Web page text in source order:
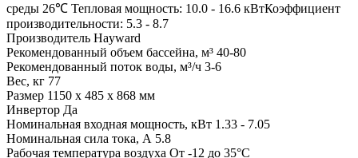
среды 26℃ Тепловая мощность: 10.0 - 16.6 кВтКоэффициент
производительности: 5.3 - 8.7
Производитель Hayward
Рекомендованный объем бассейна, м³ 40-80
Рекомендованный поток воды, м³/ч 3-6
Вес, кг 77
Размер 1150 х 485 х 868 мм
Инвертор Да
Номинальная входная мощность, кВт 1.33 - 7.05
Номинальная сила тока, А 5.8
Рабочая температура воздуха От -12 до 35°C